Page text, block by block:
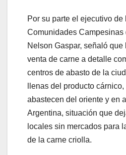
Por su parte el ejecutivo de
Comunidades Campesinas
Nelson Gaspar, señaló que
venta de carne a detalle
centros de abasto de la
llenas del producto
abastecen del oriente y en
Argentina, situación que
locales sin mercados para
de la carne criolla.